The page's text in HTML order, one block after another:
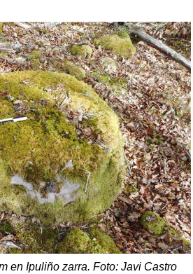
en Ipuliño zarra. Foto: Javi Castro